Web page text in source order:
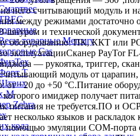
товарные Mercury
Cas
Т
М
Zebra
кода
него считывающий модуль и
между режимами
шнуром и технической
оборудованию: ПК, ККТ или
эксплуатацииСканер PayTor
— рукоятка, триггер,
модуль от царапин,
от −20 до +50 °C.Питание
имиджер получает
питания не требуется.ПО и
несколько языков и
помощью эмуляции COM-